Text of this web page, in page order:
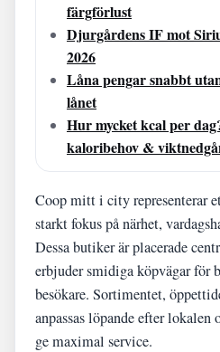
färgförlust
Djurgårdens IF mot
2026
Låna pengar snabbt
lånet
Hur mycket kcal per
kaloribehov &
Coop mitt i city representerar
starkt fokus på närhet,
Dessa butiker är placerade
erbjuder smidiga köpvägar för
besökare. Sortimentet,
anpassas löpande efter
ge maximal service.